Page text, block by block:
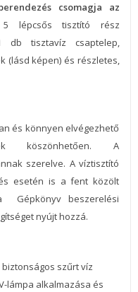
csomagja az
tisztító rész
db tisztavíz csaptelep,
(lásd képen) és részletes,
és könnyen elvégezhető
köszönhetően. A
szerelve. A víztisztító
esetén is a fent közölt
Gépkönyv beszerelési
nyújt hozzá.
szűrt víz
lámpa alkalmazása és